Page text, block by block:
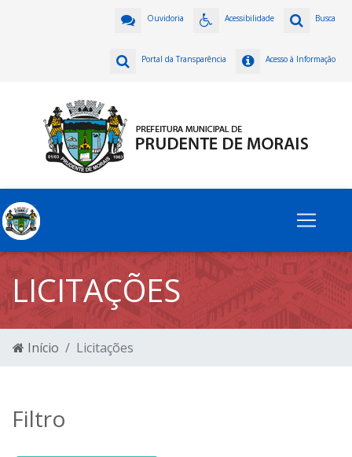
Busca
Acessibilidade
Ouvidoria
Acesso à Informação
Portal da Transparência
LICITAÇÕES
Início Licitações
Filtro